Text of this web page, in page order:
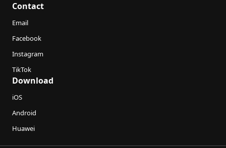
Contact
Email
Facebook
Instagram
TikTok
Download
iOS
Android
Huawei